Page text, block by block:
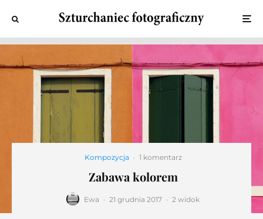
Kompozycja · 1 komentarz
Zabawa kolorem
Ewa · 21 grudnia 2017 · 2 widok